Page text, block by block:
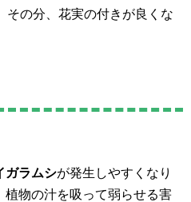
その分、花実の付きが良くな
ガラムシが発生しやすくなり
植物の汁を吸って弱らせる害